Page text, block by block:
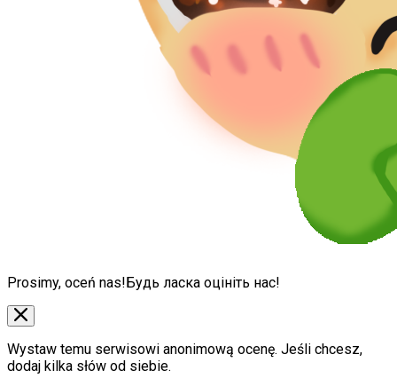
Prosimy, oceń nas!Будь ласка оцініть нас!
Wystaw temu serwisowi anonimową ocenę. Jeśli chcesz,
dodaj kilka słów od siebie.